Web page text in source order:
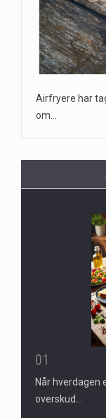
Airfryere har
om…
01
Når hverdagen
overskud…